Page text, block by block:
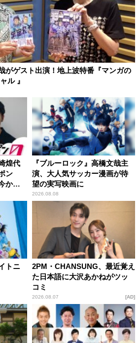
がゲスト出演！地上波特番『マンガの
ル 』
煌代
ン
から
ま
『ブルーロック』高橋文哉主
演、大人気サッカー漫画が待
望の実写映画に
2026.08.08
トニ
2PM・CHANSUNG、最近覚え
た日本語に大沢あかねがツッ
コミ
2026.08.07 AD